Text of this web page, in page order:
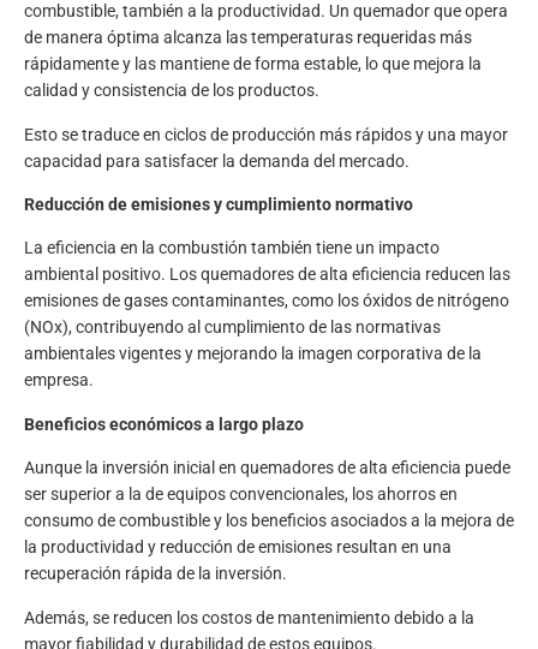
combustible, también a la productividad. Un quemador que opera
de manera óptima alcanza las temperaturas requeridas más
rápidamente y las mantiene de forma estable, lo que mejora la
calidad y consistencia de los productos.
Esto se traduce en ciclos de producción más rápidos y una mayor
capacidad para satisfacer la demanda del mercado. ​
Reducción de emisiones y cumplimiento normativo
La eficiencia en la combustión también tiene un impacto
ambiental positivo. Los quemadores de alta eficiencia reducen las
emisiones de gases contaminantes, como losóxidos de nitrógeno
(NOx), contribuyendo al cumplimiento de las normativas
ambientales vigentes y mejorando la imagen corporativa de la
empresa.
Beneficios económicos a largo plazo
Aunque la inversión inicial en quemadores de alta eficiencia puede
ser superior a la de equipos convencionales, los ahorros en
consumo de combustible y los beneficios asociados a la mejora de
la productividad y reducción de emisiones resultan en una
recuperación rápida de la inversión.
Además, se reducen los costos de mantenimiento debido a la
mayor fiabilidad y durabilidad de estos equipos. ​